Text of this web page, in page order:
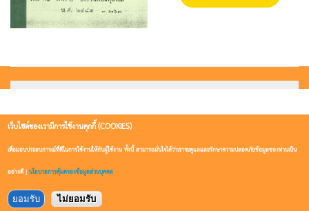
เว็บไซต์ของเรามีการใช้งานคุกกี้ (COOKIES)
เพื่อมอบประสบการณ์ที่ดีในการใช้งานให้กับผู้ใช้งาน ทั้งนี้ สามารถมั่นใจได้ว่าเราจะดูแลและรักษาความปลอดภัยข้อมูลของท่านเป็น
อย่างดี |นโยบายการคุ้มครองข้อมูลส่วนบุคคล
ยอมรับ ไม่ยอมรับ